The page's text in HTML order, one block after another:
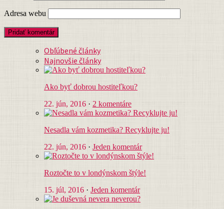
Adresa webu
Obľúbené články
Najnovšie články
Ako byť dobrou hostiteľkou?
22. jún, 2016 · 2 komentáre
Nesadla vám kozmetika? Recyklujte ju!
22. jún, 2016 · Jeden komentár
Roztočte to v londýnskom štýle!
15. júl, 2016 · Jeden komentár